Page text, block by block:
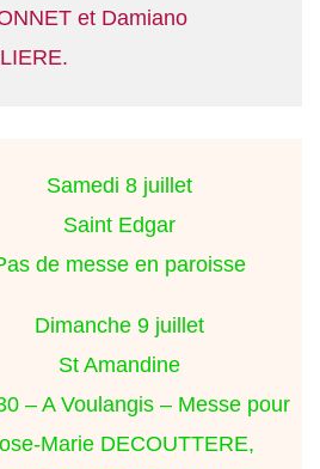
et Damiano
Samedi 8 juillet
Saint Edgar
de messe en paroisse
Dimanche 9 juillet
St Amandine
– A Voulangis – Messe pour
Marie DECOUTTERE,